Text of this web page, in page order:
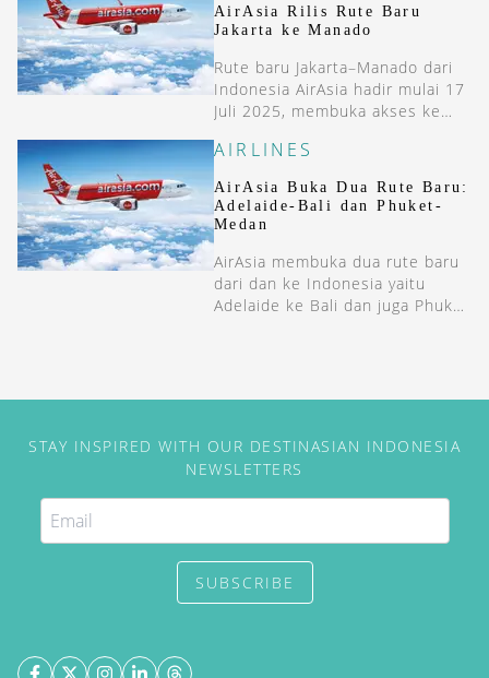
AirAsia Rilis Rute Baru
Jakarta ke Manado
Rute baru Jakarta–Manado dari
Indonesia AirAsia hadir mulai 17
Juli 2025, membuka akses ke
Utara.
AIRLINES
AirAsia Buka Dua Rute Baru:
Adelaide-Bali dan Phuket-
Medan
AirAsia membuka dua rute baru
dari dan ke Indonesia yaitu
Adelaide ke Bali dan juga Phuket
STAY INSPIRED WITH OUR DESTINASIAN INDONESIA
NEWSLETTERS
SUBSCRIBE